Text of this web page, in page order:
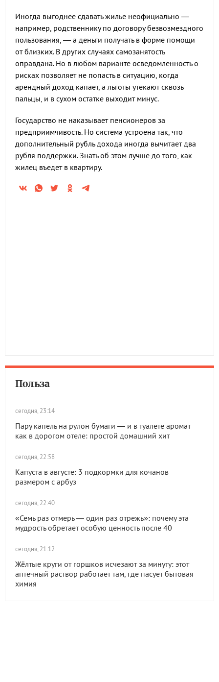
Иногда выгоднее сдавать жилье неофициально —
например, родственнику по договору безвозмездного
пользования, — а деньги получать в форме помощи
от близких. В других случаях самозанятость
оправдана. Но в любом варианте осведомленность о
рисках позволяет не попасть в ситуацию, когда
арендный доход капает, а льготы утекают сквозь
пальцы, и в сухом остатке выходит минус.
Государство не наказывает пенсионеров за
предприимчивость. Но система устроена так, что
дополнительный рубль дохода иногда вычитает два
рубля поддержки. Знать об этом лучше до того, как
жилец въедет в квартиру.
Польза
сегодня, 23:14
Пару капель на рулон бумаги — и в туалете аромат
как в дорогом отеле: простой домашний хит
сегодня, 22:58
Капуста в августе: 3 подкормки для кочанов
размером с арбуз
сегодня, 22:40
«Семь раз отмерь — один раз отрежь»: почему эта
мудрость обретает особую ценность после 40
сегодня, 21:12
Жёлтые круги от горшков исчезают за минуту: этот
аптечный раствор работает там, где пасует бытовая
химия